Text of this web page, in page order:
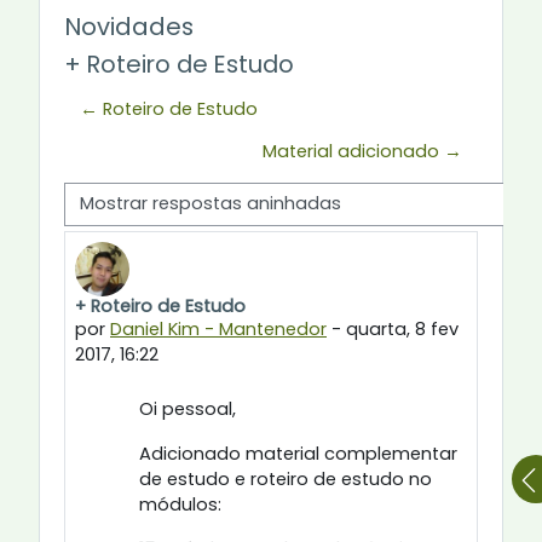
Novidades
+ Roteiro de Estudo
← Roteiro de Estudo
Material adicionado →
Modo de visualização
+ Roteiro de Estudo
por Daniel Kim - Mantenedor - quarta, 8 fev
2017, 16:22
Número de respostas: 0
Oi pessoal,
Adicionado material complementar
de estudo e roteiro de estudo no
módulos: